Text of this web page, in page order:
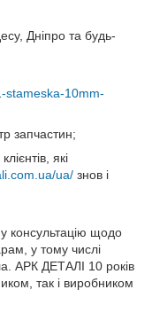
Дніпро та будь-
stameska-10mm-
запчастин;
які
ua/ знов і
консультацію щодо
у тому числі
АРК ДЕТАЛІ 10 років
так і виробником